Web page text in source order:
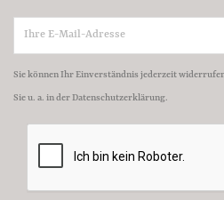
Sie können Ihr Einverständnis jederzeit
Sie u. a. in der Datenschutzerklärung.